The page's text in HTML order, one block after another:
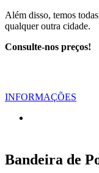
Além disso, temos
qualquer outra cidade.
Consulte-nos preços!
INFORMAÇÕES
Bandeira de